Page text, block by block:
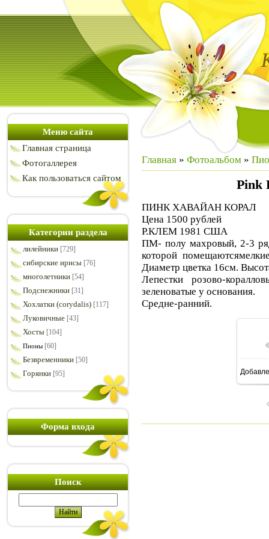
Меню сайта
Главная страница
Фотогаллерея
Как пользоваться сайтом
Категории раздела
лилейники [729]
сибирские ирисы [76]
многолетники [54]
Подснежники [31]
Хохлатки (corydalis) [117]
Луковичные [43]
Хосты [104]
Пионы [60]
Безвременники [50]
Горянки [95]
Форма входа
Поиск
Главная » Фотоальбом »
Pink
ПИНК ХАВАЙАН КОРАЛ
Цена 1500 рублей
Р.КЛЕМ 1981 США
ПМ- полу махровый, 2-3
которой
Диаметр цветка 16см.
Лепестки розово-
зеленоватые у основания.
Средне-ранний.